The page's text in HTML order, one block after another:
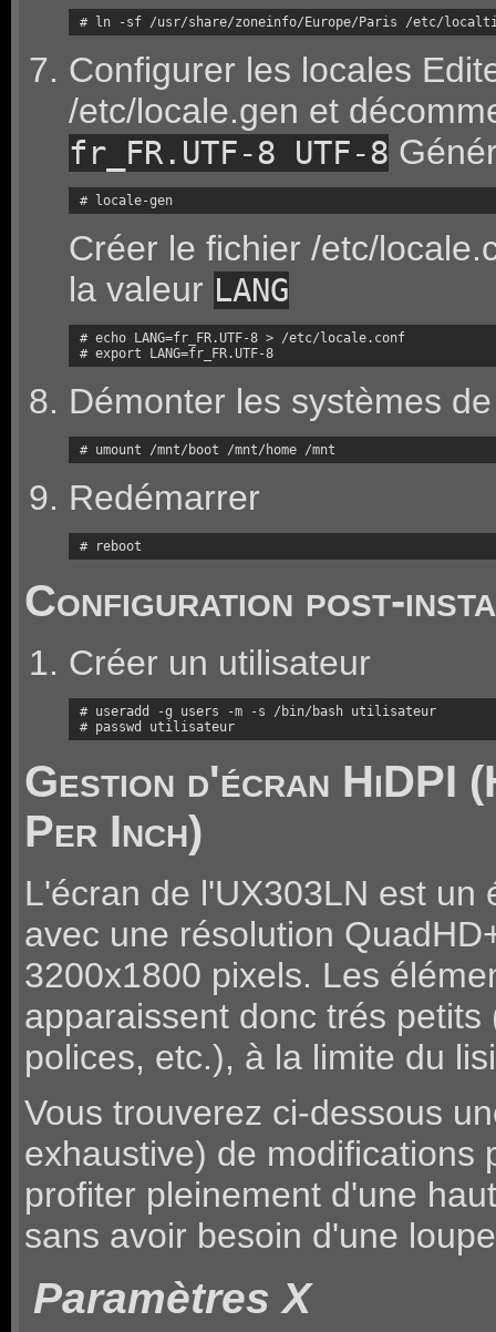
# ln -sf /usr/share/zoneinfo/Europe/Paris /etc/
Configurer les locales
/etc/locale.gen et
fr_FR.UTF-8 UTF-8
# locale-gen
Créer le fichier /etc/
la valeur LANG
# echo LANG=fr_FR.UTF-8 > /etc/locale.conf
# export LANG=fr_FR.UTF-8
Démonter les systèmes
# umount /mnt/boot /mnt/home /mnt
Redémarrer
# reboot
Configuration post-
Créer un utilisateur
# useradd -g users -m -s /bin/bash utilisateur
# passwd utilisateur
Gestion d'écran HiDPI
Per Inch)
L'écran de l'UX303LN est un
avec une résolution
3200x1800 pixels. Les
apparaissent donc trés petits
polices, etc.), à la limite du
Vous trouverez ci-dessous
exhaustive) de modifications
profiter pleinement d'une
sans avoir besoin d'une
Paramètres X